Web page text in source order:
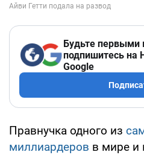
Будьте первыми
подпишитесь на
Google
Правнучка одного из
миллиардеров в мире и